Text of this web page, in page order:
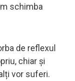
schimba
de reflexul
chiar și
vor suferi.